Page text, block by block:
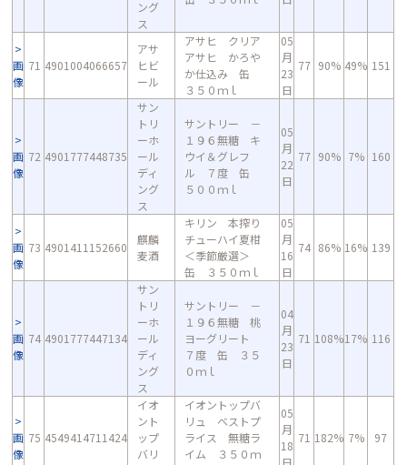
ング
ス
画
像
71 4901004066657
アサ
ヒビ
ール
アサヒ クリア
アサヒ かろや
か仕込み 缶
３５０ｍｌ
05
月
23
日
77 90% 49% 151
画
像
72 4901777448735
サン
トリ
ーホ
ール
ディ
ング
ス
サントリー －
１９６無糖 キ
ウイ＆グレフ
ル ７度 缶
５００ｍｌ
05
月
22
日
77 90% 7% 160
画
像
73 4901411152660
麒麟
麦酒
キリン 本搾り
チューハイ夏柑
＜季節厳選＞
缶 ３５０ｍｌ
05
月
16
日
74 86% 16% 139
画
像
74 4901777447134
サン
トリ
ーホ
ール
ディ
ング
ス
サントリー －
１９６無糖 桃
ヨーグリート
７度 缶 ３５
０ｍｌ
04
月
23
日
71 108%17% 116
画
像
75 4549414711424
イオ
ント
ップ
バリ
イオントップバ
リュ ベストプ
ライス 無糖ラ
イム ３５０ｍ
05
月
18
日
71 182% 7% 97